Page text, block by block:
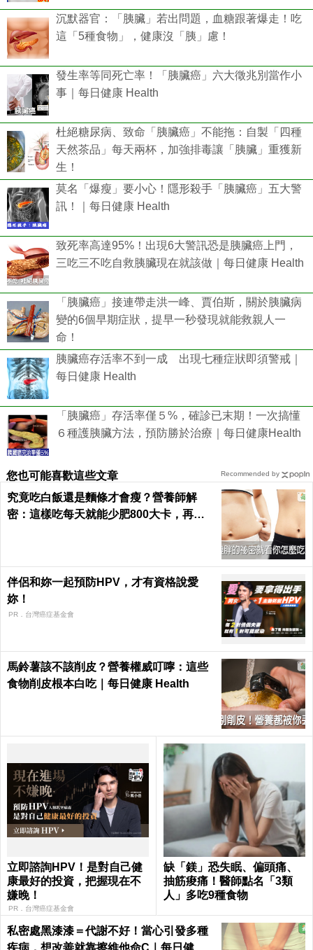
沉默器官：「胰臟」若出問題，血糖跟著爆走！吃
這「5種食物」，健康沒「胰」慮！
發生率等同死亡率！「胰臟癌」六大徵兆別當作小
事｜每日健康 Health
杜絕糖尿病、致命「胰臟癌」不能拖：自製「四種
天然茶品」每天兩杯，加強排毒讓「胰臟」重獲新
生！
莫名「爆瘦」要小心！隱形殺手「胰臟癌」五大警
訊！｜每日健康 Health
致死率高達95%！出現6大警訊恐是胰臟癌上門，
三吃三不吃自救胰臟現在就該做｜每日健康 Health
「胰臟癌」接連帶走洪一峰、賈伯斯，關於胰臟病
變的6個早期症狀，提早一秒發現就能救親人一
命！
胰臟癌存活率不到一成 出現七種症狀即須警戒｜
每日健康 Health
「胰臟癌」存活率僅５%，確診已末期！一次搞懂
６種護胰臟方法，預防勝於治療｜每日健康Health
您也可能喜歡這些文章
究竟吃白飯還是麵條才會瘦？營養師解
密：這樣吃每天就能少肥800大卡，再也
伴侶和妳一起預防HPV，才有資格說愛
妳！
PR．台灣癌症基金會
馬鈴薯該不該削皮？營養權威叮嚀：這些
食物削皮根本白吃｜每日健康 Health
立即諮詢HPV！是對自己健
康最好的投資，把握現在不
嫌晚！
PR．台灣癌症基金會
缺「鎂」恐失眠、偏頭痛、
抽筋痠痛！醫師點名「3類
人」多吃9種食物
私密處黑漆漆＝代謝不好！當心引發多種
疾病，想改善就靠擦維他命C｜每日健康
Recommended by